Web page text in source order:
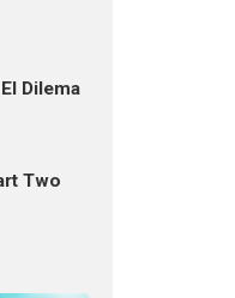
Dilema
Two